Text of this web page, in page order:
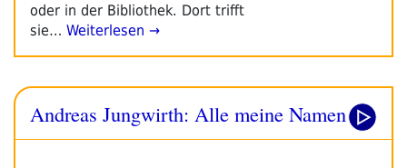
oder in der Bibliothek. Dort trifft
sie… Weiterlesen →
Andreas Jungwirth: Alle meine Namen